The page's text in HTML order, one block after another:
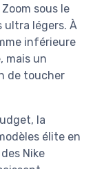
sous le
ultra légers. À
inférieure
mais un
de toucher
la
élite en
Nike